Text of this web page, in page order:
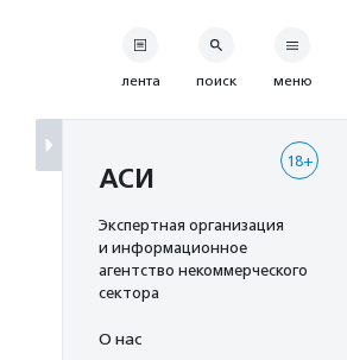
лента поиск меню
18+
АСИ
Экспертная организация
и информационное
агентство некоммерческого
сектора
О нас